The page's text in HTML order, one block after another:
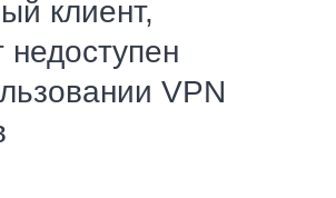
клиент,
VPN